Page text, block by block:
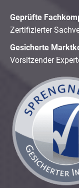
Geprüfte
Zertifizierter
Gesicherte
Vorsitzender